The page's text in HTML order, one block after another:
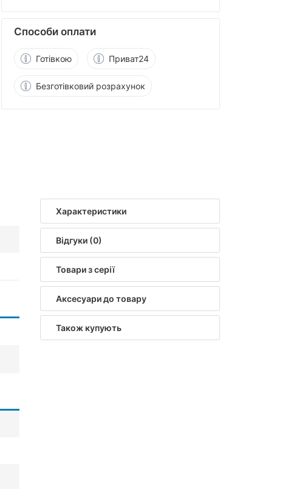
Способи оплати
Готівкою Приват24
Безготівковий розрахунок
Характеристики
Відгуки (0)
Товари з серії
Аксесуари до товару
Також купують